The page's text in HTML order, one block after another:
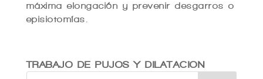
máxima elongación y prevenir desgarros o
episiotomías.
TRABAJO DE PUJOS Y DILATACION